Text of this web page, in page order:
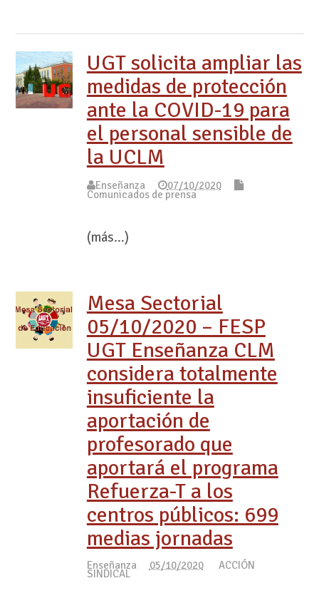
UGT solicita ampliar las
medidas de protección
ante la COVID-19 para
el personal sensible de
la UCLM
Enseñanza 07/10/2020
Comunicados de prensa
(más…)
Mesa Sectorial
05/10/2020 – FESP
UGT Enseñanza CLM
considera totalmente
insuficiente la
aportación de
profesorado que
aportará el programa
Refuerza-T a los
centros públicos: 699
medias jornadas
Enseñanza 05/10/2020 ACCIÓN
SINDICAL